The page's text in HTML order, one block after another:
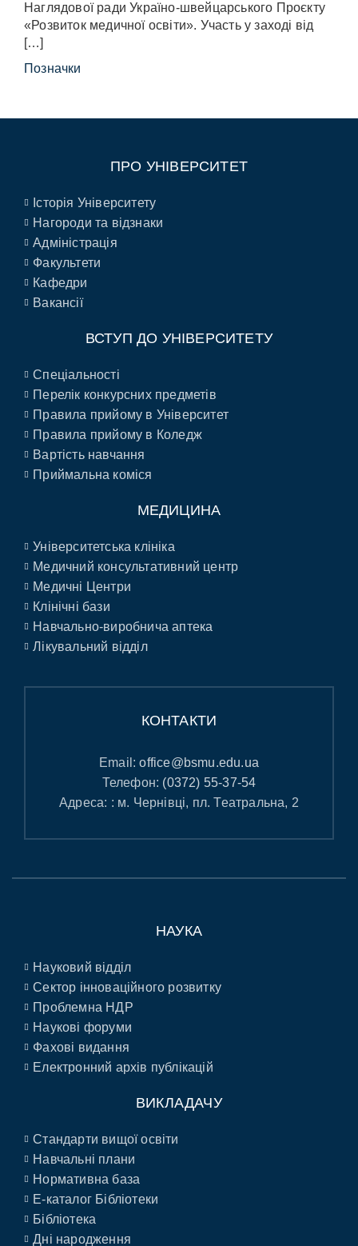
Наглядової ради Україно-швейцарського Проєкту
«Розвиток медичної освіти». Участь у заході від
[…]
Позначки
ПРО УНІВЕРСИТЕТ
Історія Університету
Нагороди та відзнаки
Адміністрація
Факультети
Кафедри
Вакансії
ВСТУП ДО УНІВЕРСИТЕТУ
Спеціальності
Перелік конкурсних предметів
Правила прийому в Університет
Правила прийому в Коледж
Вартість навчання
Приймальна коміся
МЕДИЦИНА
Університетська клініка
Медичний консультативний центр
Медичні Центри
Клінічні бази
Навчально-виробнича аптека
Лікувальний відділ
КОНТАКТИ
Email:office@bsmu.edu.ua
Телефон: (0372) 55-37-54
Адреса: : м. Чернівці, пл. Театральна, 2
НАУКА
Науковий відділ
Сектор інноваційного розвитку
Проблемна НДР
Наукові форуми
Фахові видання
Електронний архів публікацій
ВИКЛАДАЧУ
Стандарти вищої освіти
Навчальні плани
Нормативна база
E-каталог Бібліотеки
Бібліотека
Дні народження